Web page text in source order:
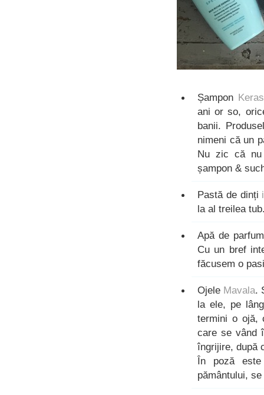
Șampon
ani or so,
banii.
nimeni că un
Nu zic că nu
șampon &
Pastă de dinți
la al treilea
Apă de
Cu un bref
făcusem o
Ojele Mavala.
la ele, pe
termini o ojă,
care se vând
îngrijire, după
În poză
pământului,